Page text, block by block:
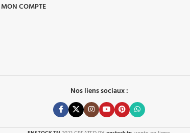
MON COMPTE
Nos liens sociaux :